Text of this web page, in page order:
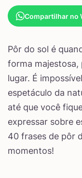
Compartilhar no
Pôr do sol é
forma majestosa,
lugar. É
espetáculo da
até que você
expressar sobre
40 frases de pôr
momentos!